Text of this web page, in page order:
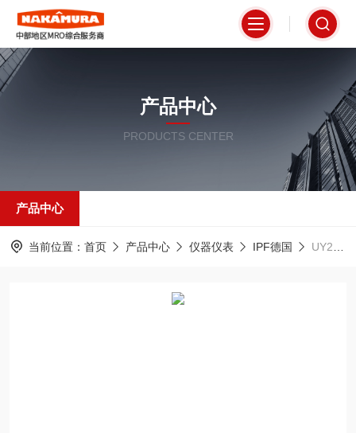
产品中心
PRODUCTS CENTER
产品中心
当前位置： 首页 产品中心 仪器仪表 IPF德国 UY210100德国IPF超声波传感器电气连接便捷